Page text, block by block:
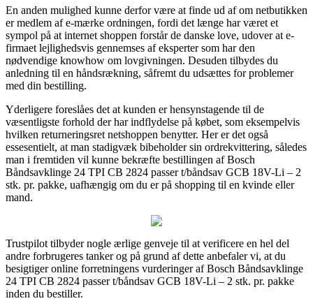
En anden mulighed kunne derfor være at finde ud af om netbutikken
er medlem af e-mærke ordningen, fordi det længe har været et
sympol på at internet shoppen forstår de danske love, udover at e-
firmaet lejlighedsvis gennemses af eksperter som har den
nødvendige knowhow om lovgivningen. Desuden tilbydes du
anledning til en håndsrækning, såfremt du udsættes for problemer
med din bestilling.
Yderligere foreslåes det at kunden er hensynstagende til de
væsentligste forhold der har indflydelse på købet, som eksempelvis
hvilken returneringsret netshoppen benytter. Her er det også
essesentielt, at man stadigvæk bibeholder sin ordrekvittering, således
man i fremtiden vil kunne bekræfte bestillingen af Bosch
Båndsavklinge 24 TPI CB 2824 passer t/båndsav GCB 18V-Li – 2
stk. pr. pakke, uafhængig om du er på shopping til en kvinde eller
mand.
Trustpilot tilbyder nogle ærlige genveje til at verificere en hel del
andre forbrugeres tanker og på grund af dette anbefaler vi, at du
besigtiger online forretningens vurderinger af Bosch Båndsavklinge
24 TPI CB 2824 passer t/båndsav GCB 18V-Li – 2 stk. pr. pakke
inden du bestiller.